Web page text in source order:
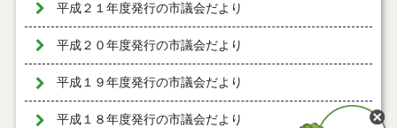
平成２１年度発行の市議会だより
平成２０年度発行の市議会だより
平成１９年度発行の市議会だより
平成１８年度発行の市議会だより